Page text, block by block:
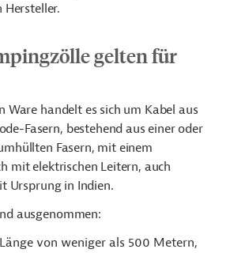
Hersteller.
gelten für
Ware handelt es sich um Kabel aus
Fasern, bestehend aus einer oder
Fasern, mit einem
mit elektrischen Leitern, auch
Ursprung in Indien.
ausgenommen:
von weniger als 500 Metern,